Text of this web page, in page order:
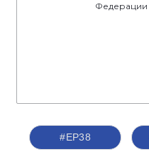
Федерации
#ЕР38